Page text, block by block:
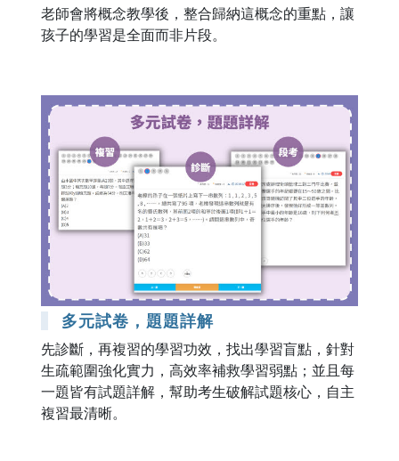
老師會將概念教學後，整合歸納這概念的重點，讓
孩子的學習是全面而非片段。
多元試卷，題題詳解
先診斷，再複習的學習功效，找出學習盲點，針對
生疏範圍強化實力，高效率補救學習弱點；並且每
一題皆有試題詳解，幫助考生破解試題核心，自主
複習最清晰。